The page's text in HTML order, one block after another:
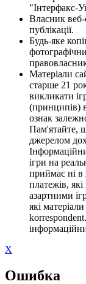
"Інтерфакс-
Власник веб-
публікації.
Будь-яке
Матеріали
старше 21
викликати
(принципів)
ознак
Пам'ятайте,
джерелом
ігри на
приймає ні в
платежів,
азартними
які
X
Ошибка